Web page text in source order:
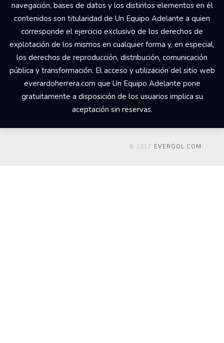
navegación, bases de datos y los distintos elementos en él
contenidos son titularidad de Un Equipo Adelante a quien
corresponde el ejercicio exclusivo de los derechos de
explotación de los mismos en cualquier forma y, en especial,
los derechos de reproducción, distribución, comunicación
pública y transformación. El acceso y utilización del sitio web
everardoherrera.com que Un Equipo Adelante pone
gratuitamente a disposición de los usuarios implica su
aceptación sin reservas.
© 2017 EVERGOL.COM